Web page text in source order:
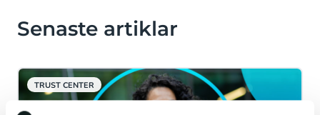
Senaste artiklar
TRUST CENTER